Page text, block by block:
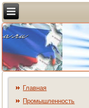
Главная
Промышленность